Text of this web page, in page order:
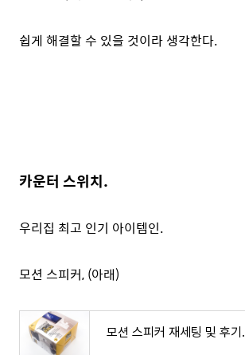
쉽게 해결할 수 있을 것이라 생각한다.
카운터 스위치.
우리집 최고 인기 아이템인.
모션 스피커, (아래)
모션 스피커 재세팅 및 후기.